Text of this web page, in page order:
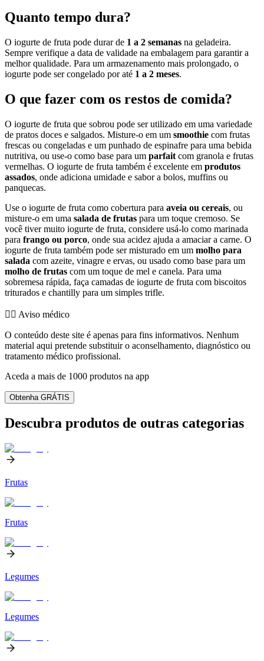
Quanto tempo dura?
O iogurte de fruta pode durar de 1 a 2 semanas na geladeira.
Sempre verifique a data de validade na embalagem para garantir a
melhor qualidade. Para um armazenamento mais prolongado, o
iogurte pode ser congelado por até 1 a 2 meses.
O que fazer com os restos de comida?
O iogurte de fruta que sobrou pode ser utilizado em uma variedade
de pratos doces e salgados. Misture-o em um smoothie com frutas
frescas ou congeladas e um punhado de espinafre para uma bebida
nutritiva, ou use-o como base para um parfait com granola e frutas
vermelhas. O iogurte de fruta também é excelente em produtos
assados, onde adiciona umidade e sabor a bolos, muffins ou
panquecas.
Use o iogurte de fruta como cobertura para aveia ou cereais, ou
misture-o em uma salada de frutas para um toque cremoso. Se
você tiver muito iogurte de fruta, considere usá-lo como marinada
para frango ou porco, onde sua acidez ajuda a amaciar a carne. O
iogurte de fruta também pode ser misturado em um molho para
salada com azeite, vinagre e ervas, ou usado como base para um
molho de frutas com um toque de mel e canela. Para uma
sobremesa rápida, faça camadas de iogurte de fruta com biscoitos
triturados e chantilly para um simples trifle.
👨‍⚕️️ Aviso médico
O conteúdo deste site é apenas para fins informativos. Nenhum
material aqui pretende substituir o aconselhamento, diagnóstico ou
tratamento médico profissional.
Aceda a mais de 1000 produtos na app
Obtenha GRÁTIS
Descubra produtos de outras categorias
Frutas
Frutas
Legumes
Legumes